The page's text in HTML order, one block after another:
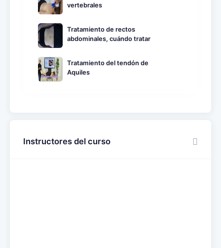
vertebrales
Tratamiento de rectos
abdominales, cuándo tratar
Tratamiento del tendón de
Aquiles
Instructores del curso